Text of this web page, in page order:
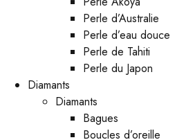
Perle d’Australie
Perle d’eau douce
Perle de Tahiti
Perle du Japon
Diamants
Diamants
Bagues
Boucles d’oreille